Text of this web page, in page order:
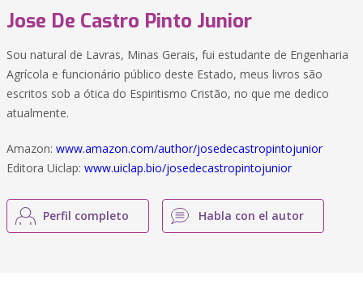
Jose De Castro Pinto Junior
Sou natural de Lavras, Minas Gerais, fui estudante de Engenharia
Agrícola e funcionário público deste Estado, meus livros são
escritos sob a ótica do Espiritismo Cristão, no que me dedico
atualmente.
Amazon: www.amazon.com/author/josedecastropintojunior
Editora Uiclap: www.uiclap.bio/josedecastropintojunior
Perfil completo Habla con el autor